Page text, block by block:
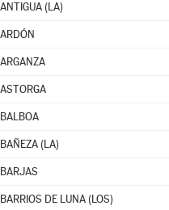
ANTIGUA (LA)
ARDÓN
ARGANZA
ASTORGA
BALBOA
BAÑEZA (LA)
BARJAS
BARRIOS DE LUNA (LOS)